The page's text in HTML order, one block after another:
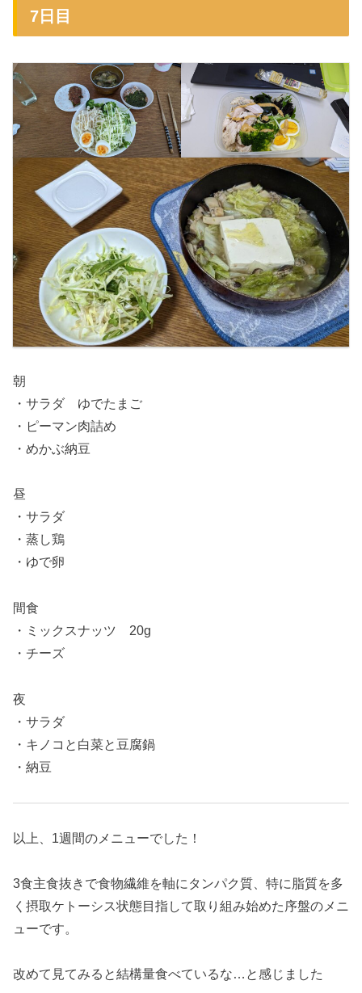
7日目
朝
・サラダ ゆでたまご
・ピーマン肉詰め
・めかぶ納豆
昼
・サラダ
・蒸し鶏
・ゆで卵
間食
・ミックスナッツ 20g
・チーズ
夜
・サラダ
・キノコと白菜と豆腐鍋
・納豆
以上、1週間のメニューでした！
3食主食抜きで食物繊維を軸にタンパク質、特に脂質を多
く摂取ケトーシス状態目指して取り組み始めた序盤のメニ
ューです。
改めて見てみると結構量食べているな…と感じました